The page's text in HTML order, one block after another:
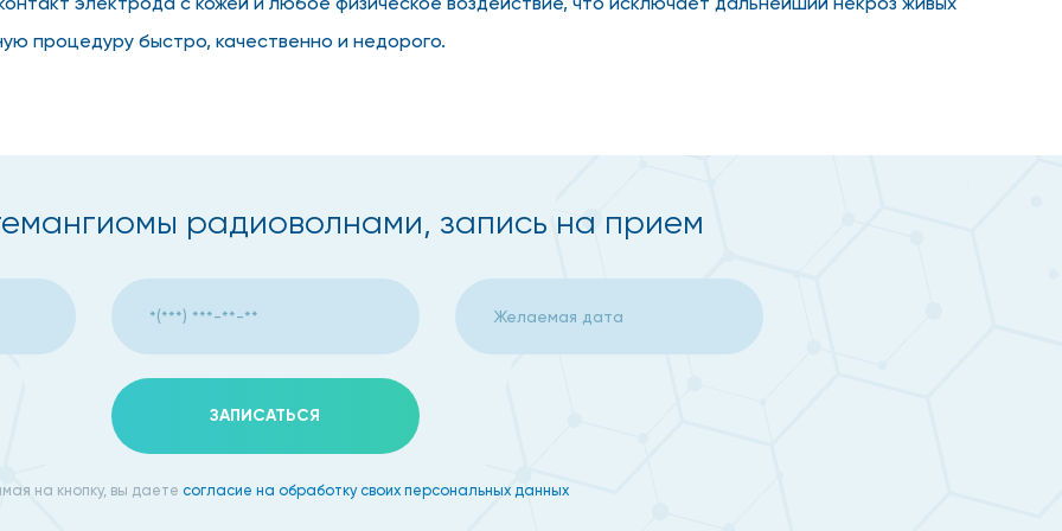
процедуру быстро, качественно и недорого.
по назначению врача, если:
выделения;
глаз, дыхательных путей, лицевого нерва, ушей;
радиоволнами, запись на прием
ЗАПИСАТЬСЯ
на кнопку, вы даете согласие на обработку своих персональных данных